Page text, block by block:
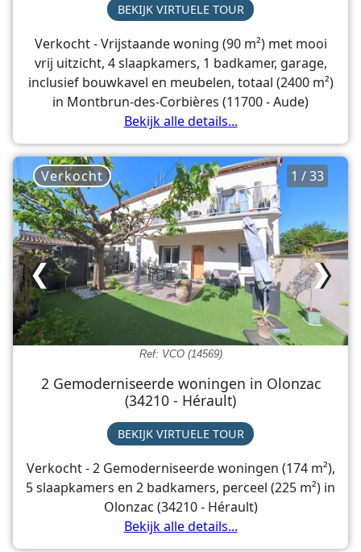
BEKIJK VIRTUELE TOUR
Verkocht - Vrijstaande woning (90 m²) met mooi
vrij uitzicht, 4 slaapkamers, 1 badkamer, garage,
inclusief bouwkavel en meubelen, totaal (2400 m²)
in Montbrun-des-Corbières (11700 - Aude)
Bekijk alle details...
Ref: VCO (14569)
1 / 33
❯
❮
Verkocht
2 Gemoderniseerde woningen in Olonzac
(34210 - Hérault)
BEKIJK VIRTUELE TOUR
Verkocht - 2 Gemoderniseerde woningen (174 m²),
5 slaapkamers en 2 badkamers, perceel (225 m²) in
Olonzac (34210 - Hérault)
Bekijk alle details...